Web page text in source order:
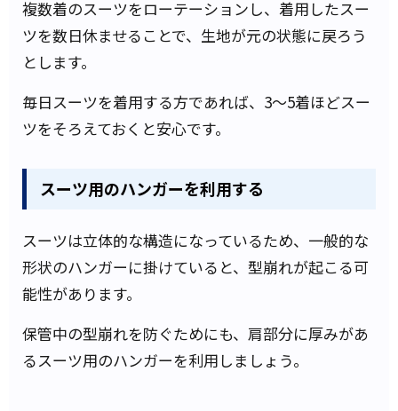
複数着のスーツをローテーションし、着用したスー
ツを数日休ませることで、生地が元の状態に戻ろう
とします。
毎日スーツを着用する方であれば、3～5着ほどスー
ツをそろえておくと安心です。
スーツ用のハンガーを利用する
スーツは立体的な構造になっているため、一般的な
形状のハンガーに掛けていると、型崩れが起こる可
能性があります。
保管中の型崩れを防ぐためにも、肩部分に厚みがあ
るスーツ用のハンガーを利用しましょう。